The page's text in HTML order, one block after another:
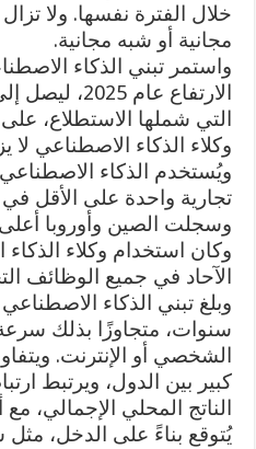
خلال الفترة نفسها. ولا
مجانية أو شبه مجانية.
واستمر تبني الذكاء
التي شملها الاستطلاع،
وكلاء الذكاء الاصطناعي لا
ويُستخدم الذكاء
وسجلت الصين وأوروبا أعلى
وكان استخدام وكلاء
الآحاد في جميع الوظائف
سنوات، متجاوزًا بذلك
الشخصي أو الإنترنت.
كبير بين الدول، ويرتبط
الناتج المحلي الإجمالي،